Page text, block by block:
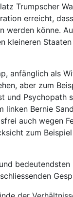
Trumpscher
erreicht,
könne.
anfänglich als
aber zum
und
Bernie
auch wegen
zum